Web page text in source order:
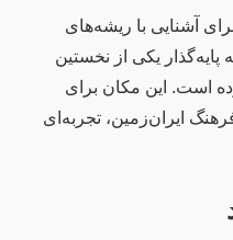
آشنایی با ریشه‌های
پایه‌گذار یکی از نخستین
است. این مکان برای
ایران‌زمین، تجربه‌ای